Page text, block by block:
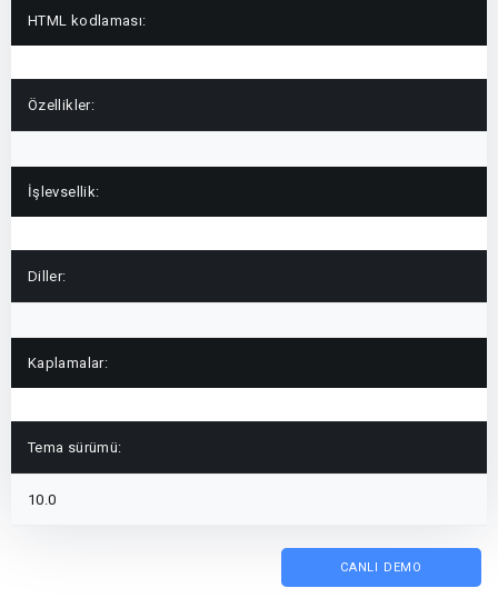
HTML kodlaması:
Özellikler:
İşlevsellik:
Diller:
Kaplamalar:
Tema sürümü:
10.0
CANLI DEMO